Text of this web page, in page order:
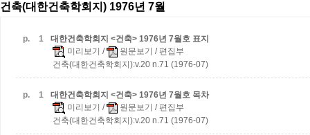
건축(대한건축학회지) 1976년 7월
p. 1
대한건축학회지 <건축> 1976년 7월호 표지
미리보기 / 원문보기 / 편집부
건축(대한건축학회지):v.20 n.71 (1976-07)
p. 1
대한건축학회지 <건축> 1976년 7월호 목차
미리보기 / 원문보기 / 편집부
건축(대한건축학회지):v.20 n.71 (1976-07)